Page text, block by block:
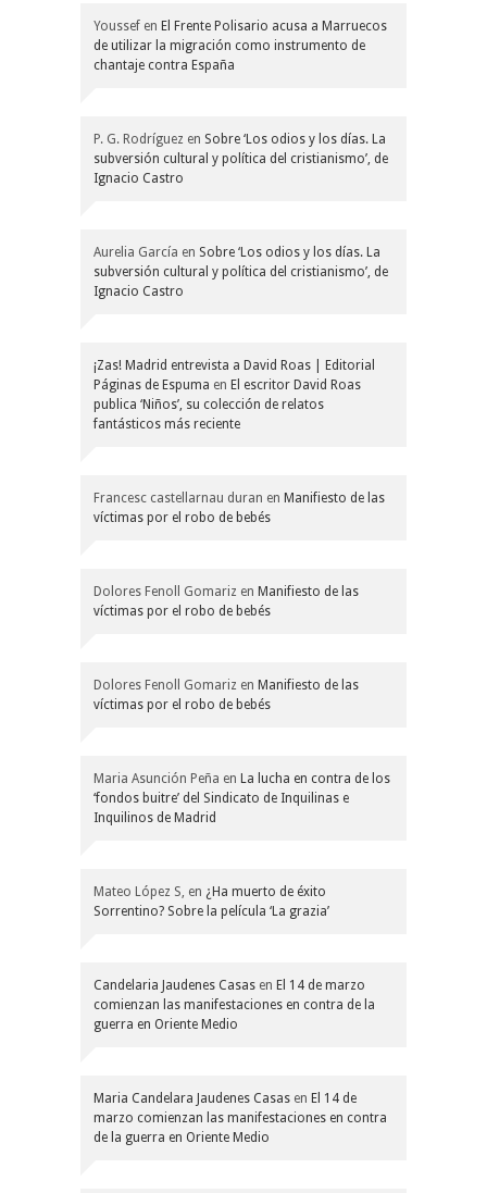
Youssef en El Frente Polisario acusa a Marruecos
de utilizar la migración como instrumento de
chantaje contra España
P. G. Rodríguez en Sobre ‘Los odios y los días. La
subversión cultural y política del cristianismo’, de
Ignacio Castro
Aurelia García en Sobre ‘Los odios y los días. La
subversión cultural y política del cristianismo’, de
Ignacio Castro
¡Zas! Madrid entrevista a David Roas | Editorial
Páginas de Espuma en El escritor David Roas
publica ‘Niños’, su colección de relatos
fantásticos más reciente
Francesc castellarnau duran en Manifiesto de las
víctimas por el robo de bebés
Dolores Fenoll Gomariz en Manifiesto de las
víctimas por el robo de bebés
Dolores Fenoll Gomariz en Manifiesto de las
víctimas por el robo de bebés
Maria Asunción Peña en La lucha en contra de los
‘fondos buitre’ del Sindicato de Inquilinas e
Inquilinos de Madrid
Mateo López S, en ¿Ha muerto de éxito
Sorrentino? Sobre la película ‘La grazia’
Candelaria Jaudenes Casas en El 14 de marzo
comienzan las manifestaciones en contra de la
guerra en Oriente Medio
Maria Candelara Jaudenes Casas en El 14 de
marzo comienzan las manifestaciones en contra
de la guerra en Oriente Medio